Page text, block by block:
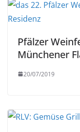
Pfälzer
Münchener
20/07/2019